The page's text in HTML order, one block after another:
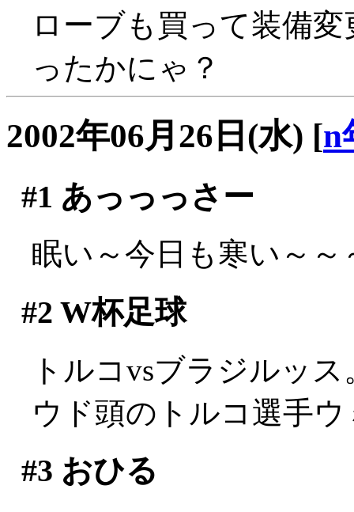
ローブも買って装備
ったかにゃ？
2002年06月26日(水) [n
#1 あっっっさー
眠い～今日も寒い～～
#2 W杯足球
トルコvsブラジルッス
ウド頭のトルコ選手
#3 おひる